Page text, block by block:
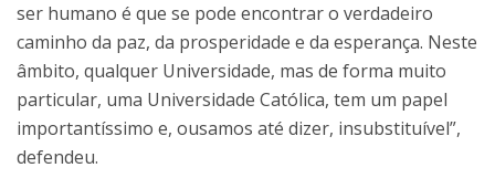
ser humano é que se pode encontrar o verdadeiro
caminho da paz, da prosperidade e da esperança. Neste
âmbito, qualquer Universidade, mas de forma muito
particular, uma Universidade Católica, tem um papel
importantíssimo e, ousamos até dizer, insubstituível”,
defendeu.